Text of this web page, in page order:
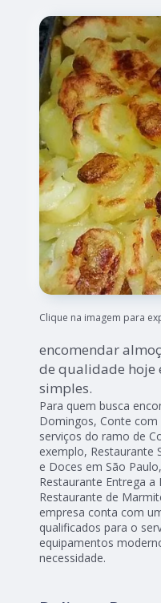
Clique na imagem para
encomendar
de qualidade hoje
simples.
Para quem busca
Domingos, Conte com
serviços do ramo de
exemplo, Restaurante
e Doces em São
Restaurante Entrega
Restaurante de
empresa conta com
qualificados para o
equipamentos
necessidade.